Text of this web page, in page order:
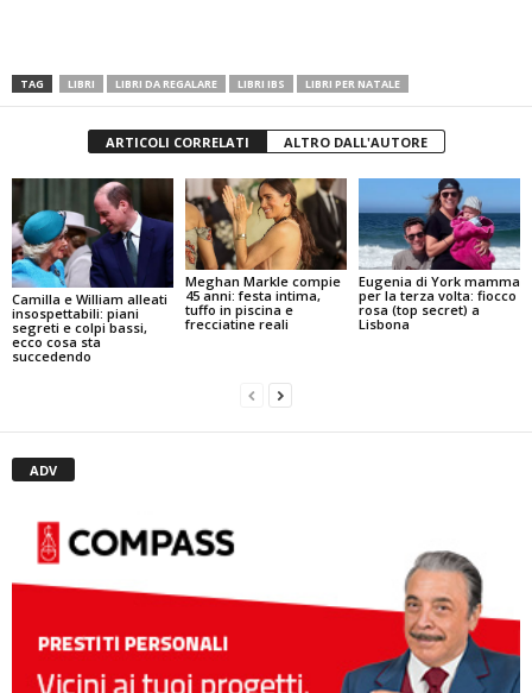
TAG LIBRI LIBRI DA REGALARE LIBRI IBS LIBRI PER NATALE
ARTICOLI CORRELATI ALTRO DALL'AUTORE
Camilla e William alleati
insospettabili: piani
segreti e colpi bassi,
ecco cosa sta
succedendo
Meghan Markle compie
45 anni: festa intima,
tuffo in piscina e
frecciatine reali
Eugenia di York mamma
per la terza volta: fiocco
rosa (top secret) a
Lisbona
ADV